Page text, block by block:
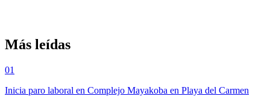
Más leídas
01
Inicia paro laboral en Complejo Mayakoba en Playa del Carmen